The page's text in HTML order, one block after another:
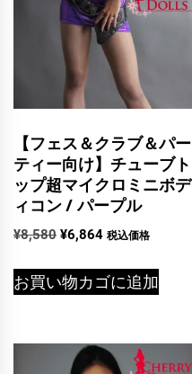
【フェス＆クラブ＆パー
ティー向け】チューブト
ップ超マイクロミニボデ
ィコン / パープル
¥8,580 元
価
格
¥8,580
で
¥6,864現
の
価
は
¥6,864
税込価格
お買い物カゴに追加